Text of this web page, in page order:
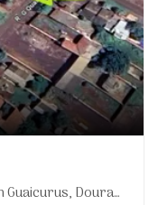
Dourados-MS